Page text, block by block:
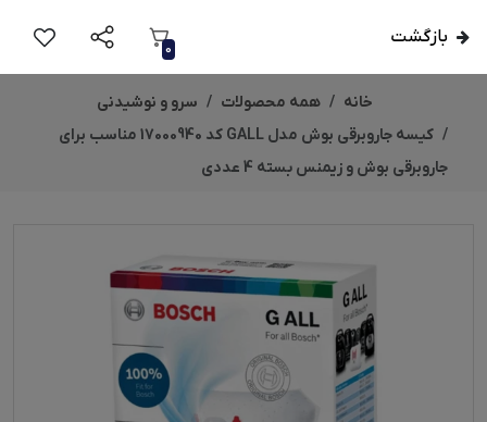
بازگشت
0
خانه همه محصولات
سرو و نوشیدنی
کیسه جاروبرقی بوش مدل GALL کد 17000940 مناسب برای
جاروبرقی بوش و زیمنس بسته 4 عددی